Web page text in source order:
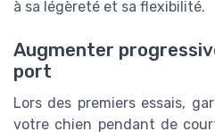
à sa légèreté et sa flexibilité.
Augmenter
port
Lors des premiers essais,
votre chien pendant de